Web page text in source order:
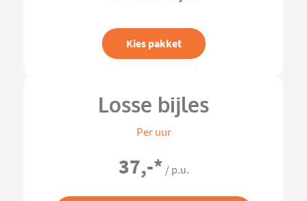
Kies pakket
Losse bijles
Per uur
37,-* / p.u.